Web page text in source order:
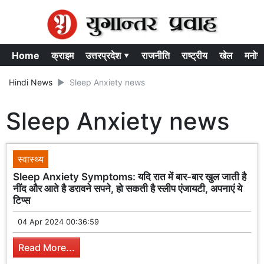
Home क्राइम उत्तरप्रदेश ▾ राजनीति राष्ट्रीय खेल
Hindi News Sleep Anxiety news
Sleep Anxiety news
स्वास्थ्य
Sleep Anxiety Symptoms: यदि रात में बार-बार खुल जाती है
नींद और आते है डरावने सपने, हो सकती है स्लीप एंजायटी, अपनाएं ये
टिप्स
04 Apr 2024 00:36:59
Read More...